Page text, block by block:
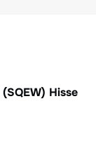
(SQEW) Hisse